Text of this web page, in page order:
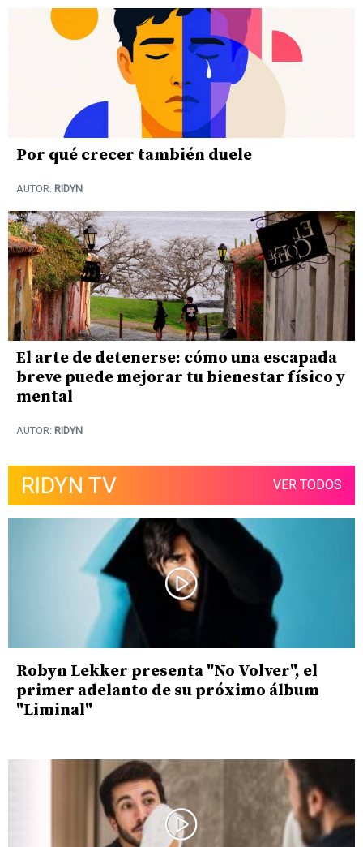
Por qué crecer también duele
AUTOR: RIDYN
El arte de detenerse: cómo una escapada
breve puede mejorar tu bienestar físico y
mental
AUTOR: RIDYN
RIDYN TV VER TODOS
Robyn Lekker presenta "No Volver", el
primer adelanto de su próximo álbum
"Liminal"